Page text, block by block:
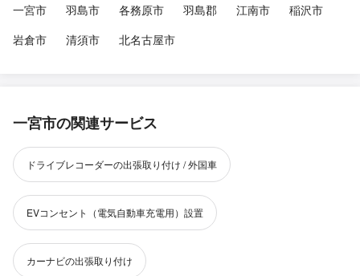
一宮市
羽島市 各務原市 羽島郡 江南市
稲沢市
岩倉市
清須市 北名古屋市
一宮市の関連サービス
ドライブレコーダーの出張取り付け / 外国車
EVコンセント（電気自動車充電用）設置
カーナビの出張取り付け